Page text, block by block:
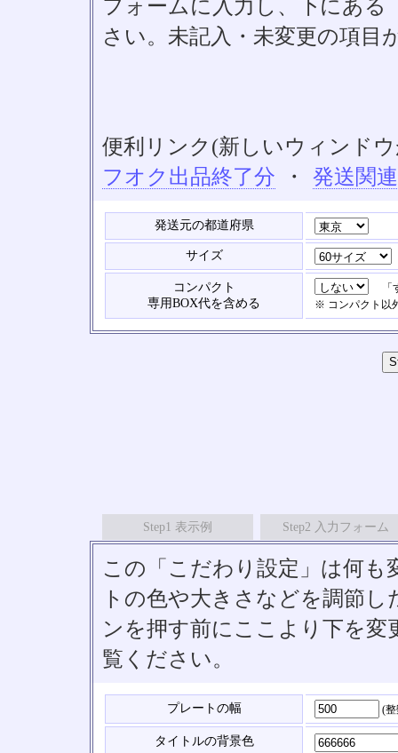
フォームに入力し、下にあ
さい。未記入・未変更の項目
便利リンク(新しいウィンド
フオク出品終了分
・ 発送関
発送元の都道府県
サイズ
コンパクト
専用BOX代を含める
「
※ コンパクト以
Step1 表示例 Step2 入力フォーム
この「こだわり設定」は何
トの色や大きさなどを調節
ンを押す前にここより下を
覧ください。
プレートの幅 (
タイトルの背景色